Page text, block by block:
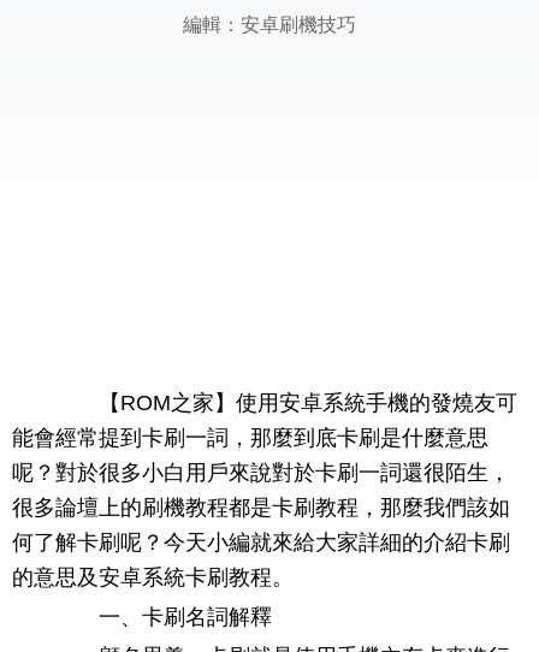
編輯：安卓刷機技巧
【ROM之家】使用安卓系統手機的發燒友可
能會經常提到卡刷一詞，那麼到底卡刷是什麼意思
呢？對於很多小白用戶來說對於卡刷一詞還很陌生，
很多論壇上的刷機教程都是卡刷教程，那麼我們該如
何了解卡刷呢？今天小編就來給大家詳細的介紹卡刷
的意思及安卓系統卡刷教程。
一、卡刷名詞解釋